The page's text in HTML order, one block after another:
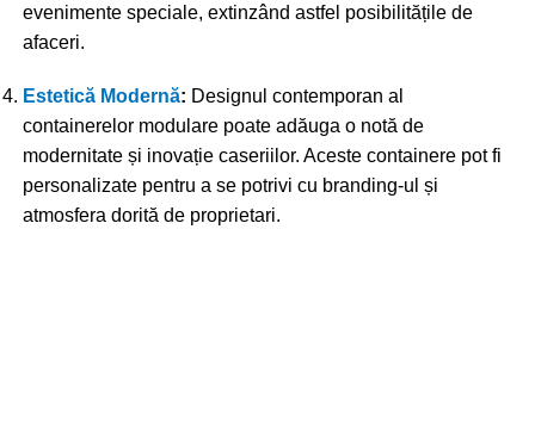
evenimente speciale, extinzând astfel posibilitățile de
afaceri.
Estetică Modernă: Designul contemporan al
containerelor modulare poate adăuga o notă de
modernitate și inovație caseriilor. Aceste containere pot fi
personalizate pentru a se potrivi cu branding-ul și
atmosfera dorită de proprietari.